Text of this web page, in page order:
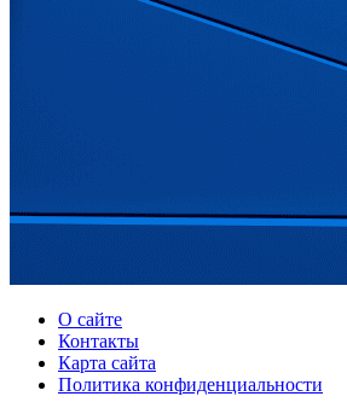
О сайте
Контакты
Карта сайта
Политика конфиденциальности